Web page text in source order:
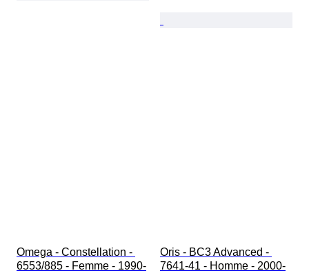
Omega - Constellation -
6553/885 - Femme - 1990-
Oris - BC3 Advanced -
7641-41 - Homme - 2000-